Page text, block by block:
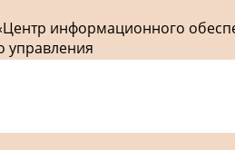
информационного
управления